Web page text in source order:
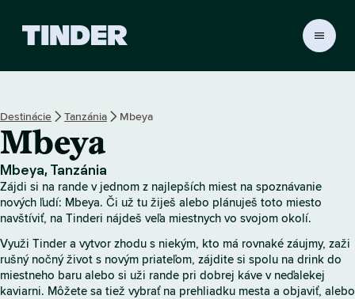
s
b
r
a
o
v
k
Destinácie Tanzánia Mbeya
Mbeya
Mbeya, Tanzánia
Zájdi si na rande v jednom z najlepších miest na spoznávanie
nových ľudí: Mbeya. Či už tu žiješ alebo plánuješ toto miesto
navštíviť, na Tinderi nájdeš veľa miestnych vo svojom okolí.
Využi Tinder a vytvor zhodu s niekým, kto má rovnaké záujmy, zaži
rušný nočný život s novým priateľom, zájdite si spolu na drink do
miestneho baru alebo si uži rande pri dobrej káve v neďalekej
kaviarni. Môžete sa tiež vybrať na prehliadku mesta a objaviť, alebo